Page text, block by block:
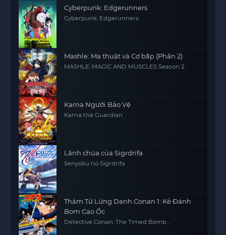
Cyberpunk: Edgerunners
Cyberpunk: Edgerunners
Mashle: Ma thuật và Cơ bắp (Phần 2)
MASHLE: MAGIC AND MUSCLES Season 2
Karna Người Bảo Vệ
Karna the Guardian
Lãnh chúa của Sigrdrifa
Senyoku no Sigrdrifa
Thám Tử Lừng Danh Conan 1: Kẻ Đánh
Bom Cao Ốc
Detective Conan: The Timed Bomb